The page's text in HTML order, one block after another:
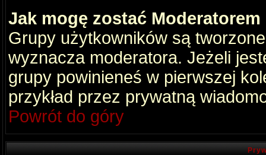
Jak mogę zostać
Grupy użytkowników są
wyznacza moderatora. Jeżeli
grupy powinieneś w pierwszej
przykład przez prywatną
Powrót do góry